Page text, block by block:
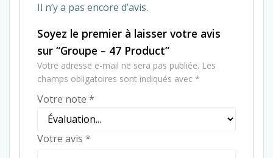
Il n’y a pas encore d’avis.
Soyez le premier à laisser votre avis
sur “Groupe – 47 Product”
Votre adresse e-mail ne sera pas publiée. Les
champs obligatoires sont indiqués avec *
Votre note *
Votre avis *